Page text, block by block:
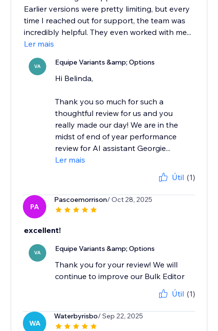
Earlier versions were pretty limiting, but every
time I reached out for support, the team was
incredibly helpful. They even worked with me...
Ler mais
VA Equipe Variants &amp; Options
Hi Belinda,
Thank you so much for such a
thoughtful review for us and you
really made our day! We are in the
midst of end of year performance
review for AI assistant Georgie...
Ler mais
Útil (1)
PA
Pascoemorrison/ Oct 28, 2025
excellent!
VA Equipe Variants &amp; Options
Thank you for your review! We will
continue to improve our Bulk Editor
Útil (1)
WA
Waterbyrisbo/ Sep 22, 2025